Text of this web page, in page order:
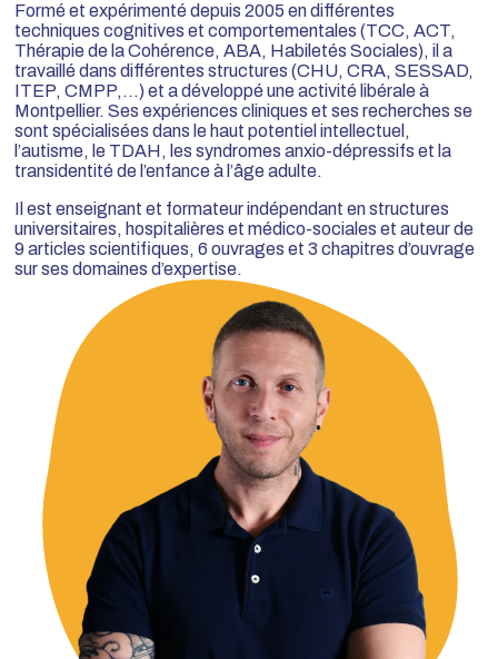
Formé et expérimenté depuis 2005 en différentes
techniques cognitives et comportementales (TCC, ACT,
Thérapie de la Cohérence, ABA, Habiletés Sociales), il a
travaillé dans différentes structures (CHU, CRA, SESSAD,
ITEP, CMPP,…) et a développé une activité libérale à
Montpellier. Ses expériences cliniques et ses recherches se
sont spécialisées dans le haut potentiel intellectuel,
l’autisme, le TDAH, les syndromes anxio-dépressifs et la
transidentité de l’enfance à l’âge adulte.
Il est enseignant et formateur indépendant en structures
universitaires, hospitalières et médico-sociales et auteur de
9 articles scientifiques, 6 ouvrages et 3 chapitres d’ouvrage
sur ses domaines d’expertise.